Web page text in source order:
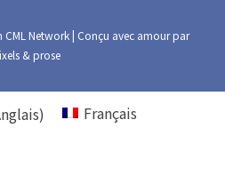
Network | Conçu avec amour par
& prose
) Français